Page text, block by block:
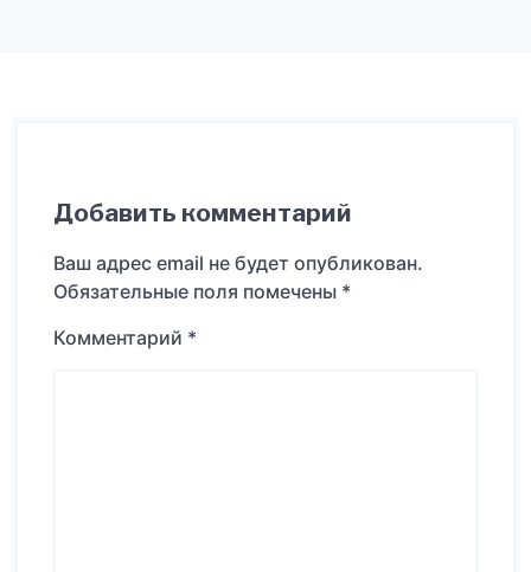
Добавить комментарий
Ваш адрес email не будет опубликован.
Обязательные поля помечены *
Комментарий *